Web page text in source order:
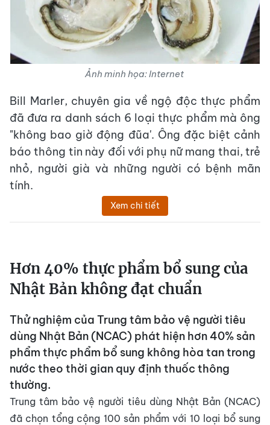
Ảnh minh họa: Internet
Bill Marler, chuyên gia về ngộ độc thực phẩm
đã đưa ra danh sách 6 loại thực phẩm mà ông
"không bao giờ động đũa'. Ông đặc biệt cảnh
báo thông tin này đối với phụ nữ mang thai, trẻ
nhỏ, người già và những người có bệnh mãn
tính.
Xem chi tiết
Hơn 40% thực phẩm bổ sung của
Nhật Bản không đạt chuẩn
Thử nghiệm của Trung tâm bảo vệ người tiêu
dùng Nhật Bản (NCAC) phát hiện hơn 40% sản
phẩm thực phẩm bổ sung không hòa tan trong
nước theo thời gian quy định thuốc thông
thường.
Trung tâm bảo vệ người tiêu dùng Nhật Bản (NCAC)
đã chọn tổng cộng 100 sản phẩm với 10 loại bổ sung